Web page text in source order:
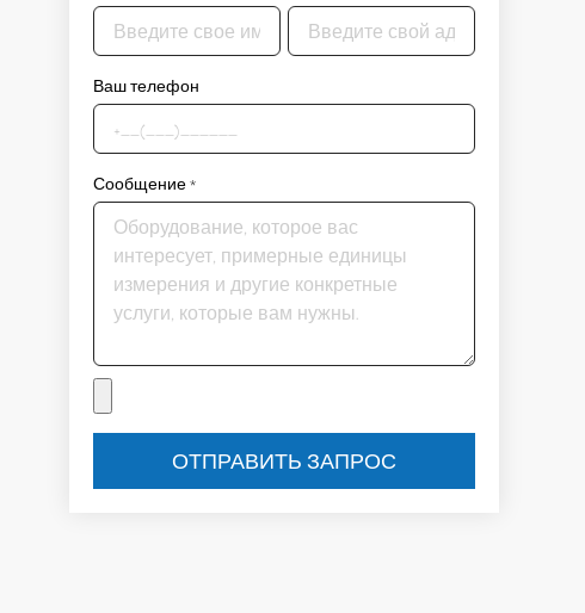
Ваш телефон
Сообщение*
ОТПРАВИТЬ ЗАПРОС